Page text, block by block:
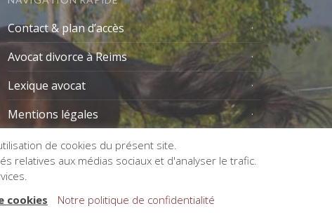
Contact & plan d’accès
Avocat divorce à Reims
Lexique avocat
Mentions légales
de cookies du présent site.
relatives aux médias sociaux et d'analyser le trafic.
cookies Notre politique de confidentialité